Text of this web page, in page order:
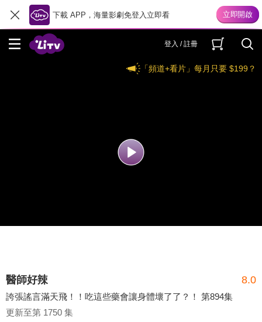
下載 APP，海量影劇免登入立即看
登入 / 註冊
「頻道+看片」每月只要 $199？
醫師好辣 8.0
誇張謠言滿天飛！！吃這些藥會讓身體壞了了？！ 第894集
更新至第 1750 集